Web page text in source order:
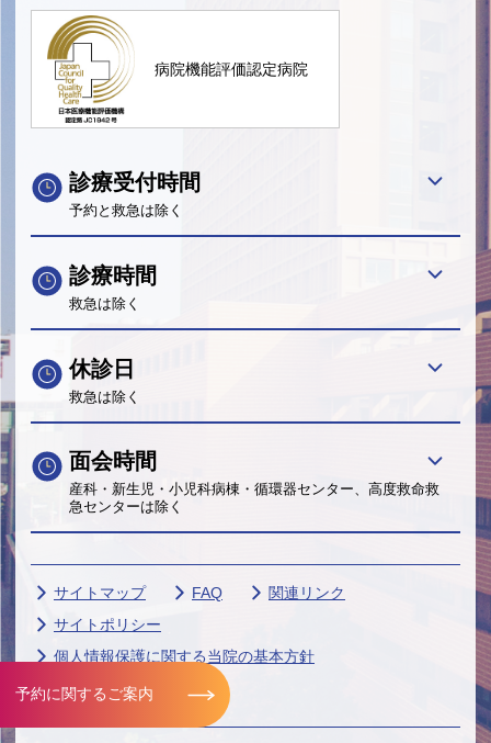
予約に関するご案内
病院機能評価認定病院
診療受付時間
予約と救急は除く
診療時間
救急は除く
休診日
救急は除く
面会時間
産科・新生児・小児科病棟・循環器センター、高度救命救
急センターは除く
サイトマップ FAQ
関連リンク
サイトポリシー
個人情報保護に関する当院の基本方針
帝京大学グループ